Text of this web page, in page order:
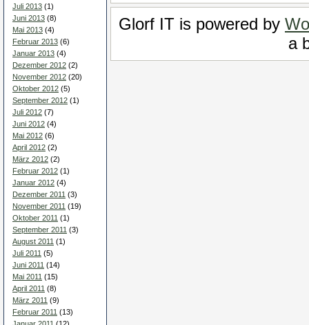
Juli 2013 (1)
Juni 2013 (8)
Mai 2013 (4)
Februar 2013 (6)
Januar 2013 (4)
Dezember 2012 (2)
November 2012 (20)
Oktober 2012 (5)
September 2012 (1)
Juli 2012 (7)
Juni 2012 (4)
Mai 2012 (6)
April 2012 (2)
März 2012 (2)
Februar 2012 (1)
Januar 2012 (4)
Dezember 2011 (3)
November 2011 (19)
Oktober 2011 (1)
September 2011 (3)
August 2011 (1)
Juli 2011 (5)
Juni 2011 (14)
Mai 2011 (15)
April 2011 (8)
März 2011 (9)
Februar 2011 (13)
Glorf IT is powered by
a